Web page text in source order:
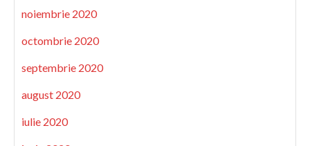
noiembrie 2020
octombrie 2020
septembrie 2020
august 2020
iulie 2020